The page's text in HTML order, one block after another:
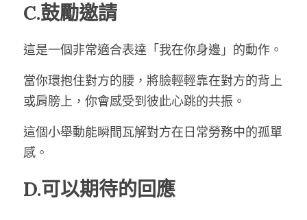
C.鼓勵邀請
這是一個非常適合表達「我在你身邊」的動作。
當你環抱住對方的腰，將臉輕輕靠在對方的背上
或肩膀上，你會感受到彼此心跳的共振。
這個小舉動能瞬間瓦解對方在日常勞務中的孤單
感。
D.可以期待的回應